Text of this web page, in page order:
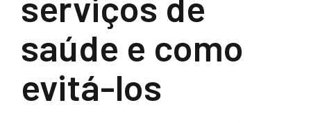
saúde e como
evitá-los